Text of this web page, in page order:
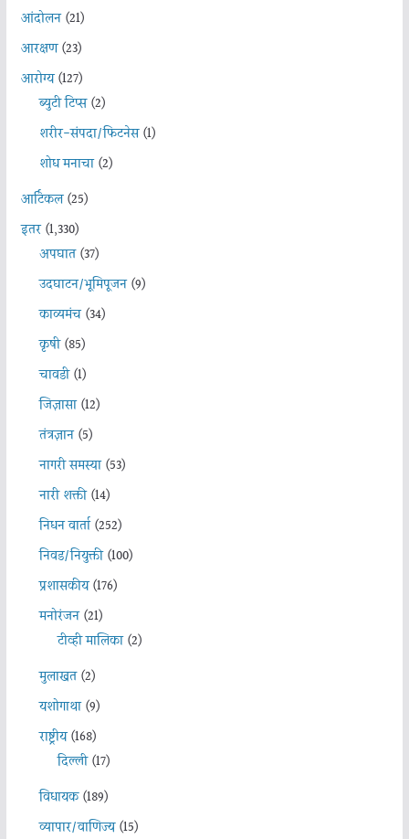
आंदोलन(21)
आरक्षण(23)
आरोग्य(127)
ब्युटी टिप्स(2)
शरीर-संपदा/फिटनेस(1)
शोध मनाचा(2)
आर्टिकल(25)
इतर(1,330)
अपघात(37)
उदघाटन/भूमिपूजन(9)
काव्यमंच(34)
कृषी(85)
चावडी(1)
जिज्ञासा(12)
तंत्रज्ञान(5)
नागरी समस्या(53)
नारी शक्ती(14)
निधन वार्ता(252)
निवड/नियुक्ती(100)
प्रशासकीय(176)
मनोरंजन(21)
टीव्ही मालिका(2)
मुलाखत(2)
यशोगाथा(9)
राष्ट्रीय(168)
दिल्ली(17)
विधायक(189)
व्यापार/वाणिज्य(15)